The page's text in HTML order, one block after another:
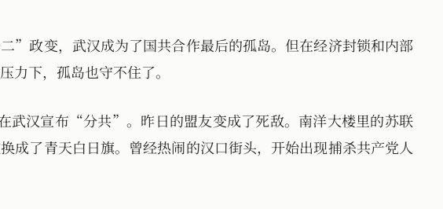
”政变，武汉成为了国共合作最后的孤岛。但在经济封锁和内部
力下，孤岛也守不住了。
武汉宣布“分共”。昨日的盟友变成了死敌。南洋大楼里的苏联
成了青天白日旗。曾经热闹的汉口街头，开始出现捕杀共产党人